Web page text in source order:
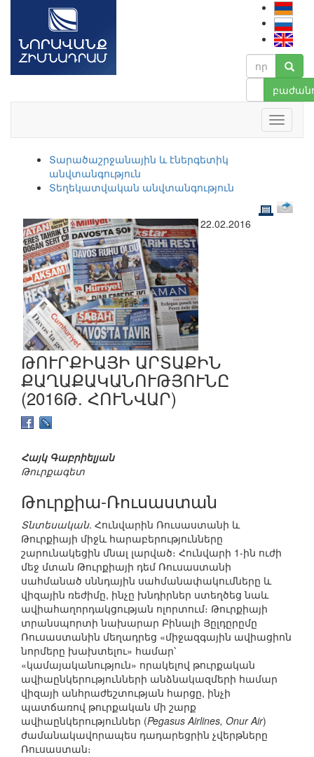
Տարածաշրջանային և էներգետիկ
անվտանգություն
Տեղեկատվական անվտանգություն
22.02.2016
ԹՈՒՐՔԻԱՅԻ ԱՐՏԱՔԻՆ
ՔԱՂԱՔԱԿԱՆՈՒԹՅՈՒՆԸ
(2016Թ. ՀՈՒՆՎԱՐ)
Հայկ Գաբրիելյան
Թուրքագետ
Թուրքիա-Ռուսաստան
Տնտեսական. Հունվարին Ռուսաստանի և
Թուրքիայի միջև հարաբերությունները
շարունակեցին մնալ լարված։ Հունվարի 1-ին ուժի
մեջ մտան Թուրքիայի դեմ Ռուսաստանի
սահմանած սննդային սահմանափակումները և
վիզային ռեժիմը, ինչը խնդիրներ ստեղծեց նաև
ավիահաղորդակցության ոլորտում։ Թուրքիայի
տրանսպորտի նախարար Բինալի Յըլդըրըմը
Ռուսաստանին մեղադրեց «միջազգային ավիացիոն
նորմերը խախտելու» համար՝
«կամայականություն» որակելով թուրքական
ավիաընկերությունների անձնակազմերի համար
վիզայի անհրաժեշտության հարցը, ինչի
պատճառով թուրքական մի շարք
ավիաընկերություններ (Pegasus Airlines, Onur Air)
ժամանակավորապես դադարեցրին չվերթները
Ռուսաստան։